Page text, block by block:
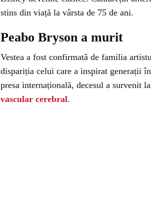
stins din viață la vârsta de 75 de ani.
Peabo Bryson a murit
Vestea a fost confirmată de familia
dispariția celui care a inspirat generații
presa internațională, decesul a survenit
vascular cerebral.